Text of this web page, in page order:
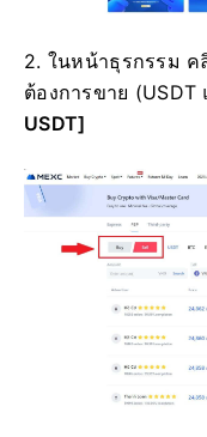
2. ในหน้าธุรกรรม ค
ต้องการขาย (USDT
USDT]